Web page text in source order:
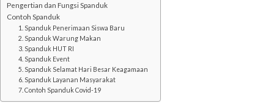
Pengertian dan Fungsi Spanduk
Contoh Spanduk
1. Spanduk Penerimaan Siswa Baru
2. Spanduk Warung Makan
3. Spanduk HUT RI
4. Spanduk Event
5. Spanduk Selamat Hari Besar Keagamaan
6. Spanduk Layanan Masyarakat
7. Contoh Spanduk Covid-19